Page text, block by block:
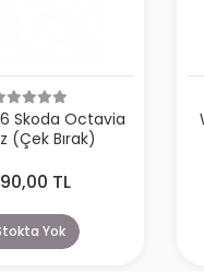
Skoda Octavia
(Çek Bırak)
TL
Yok